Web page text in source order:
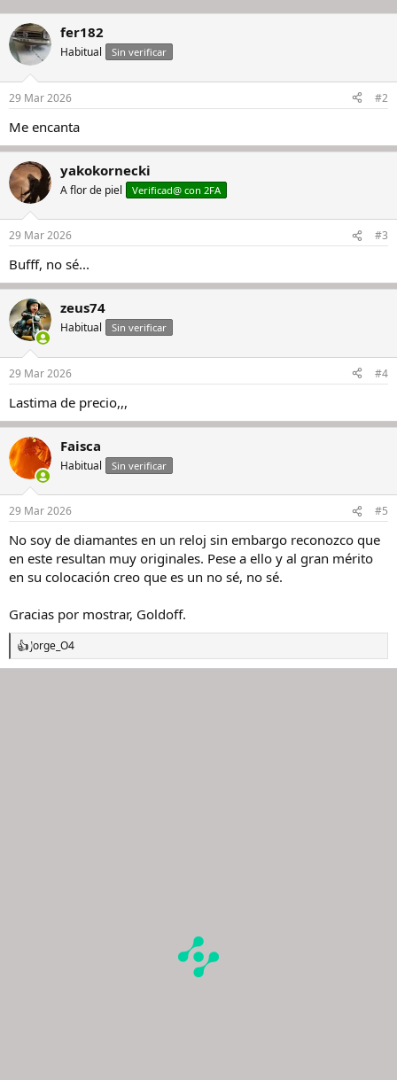
fer182
Habitual Sin verificar
29 Mar 2026 #2
Me encanta
yakokornecki
A flor de piel Verificad@ con 2FA
29 Mar 2026 #3
Bufff, no sé...
zeus74
Habitual Sin verificar
29 Mar 2026 #4
Lastima de precio,,,
Faisca
Habitual Sin verificar
29 Mar 2026 #5
No soy de diamantes en un reloj sin embargo reconozco que
en este resultan muy originales. Pese a ello y al gran mérito
en su colocación creo que es un no sé, no sé.
Gracias por mostrar, Goldoff.
R
e
Jorge_O4